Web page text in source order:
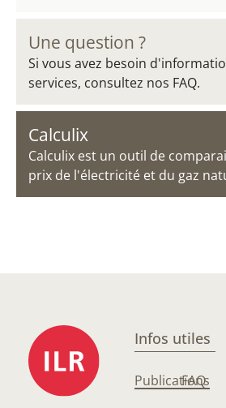
Une question ?
Si vous avez besoin
services, consultez nos FAQ.
Calculix
Calculix est un outil de
prix de l'électricité et du gaz
Infos utiles
Publications
FAQ